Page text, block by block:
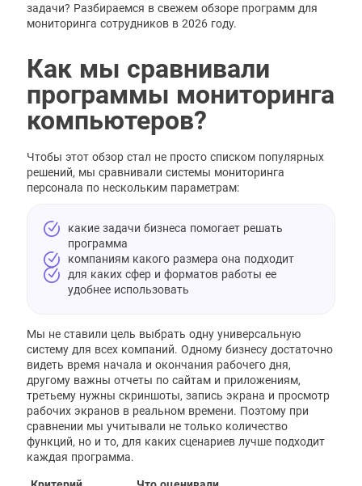
задачи? Разбираемся в свежем обзоре программ для
мониторинга сотрудников в 2026 году.
Как мы сравнивали
программы мониторинга
компьютеров?
Чтобы этот обзор стал не просто списком популярных
решений, мы сравнивали системы мониторинга
персонала по нескольким параметрам:
какие задачи бизнеса помогает решать
программа
компаниям какого размера она подходит
для каких сфер и форматов работы ее
удобнее использовать
Мы не ставили цель выбрать одну универсальную
систему для всех компаний. Одному бизнесу достаточно
видеть время начала и окончания рабочего дня,
другому важны отчеты по сайтам и приложениям,
третьему нужны скриншоты, запись экрана и просмотр
рабочих экранов в реальном времени. Поэтому при
сравнении мы учитывали не только количество
функций, но и то, для каких сценариев лучше подходит
каждая программа.